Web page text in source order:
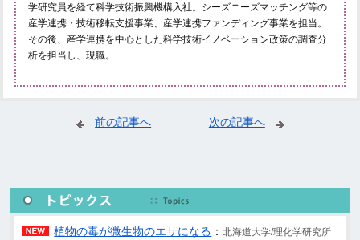
学研究員を経て科学技術振興機構入社。シーズニーズマッチング等の
産学連携・技術移転支援事業、産学連携ファンディング事業を担当。
その後、産学連携を中心とした科学技術イノベーション政策の調査分
析を担当し、現職。
前の記事へ 次の記事へ
植物の毒が微生物のエサになる ：北海道大学/理化学研究所